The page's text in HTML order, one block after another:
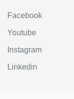
Facebook
Youtube
Instagram
Linkedin